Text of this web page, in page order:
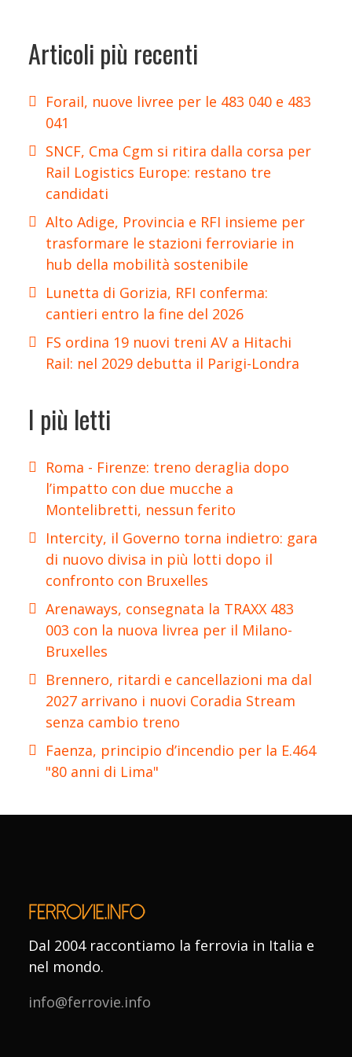
Articoli più recenti
Forail, nuove livree per le 483 040 e 483
041
SNCF, Cma Cgm si ritira dalla corsa per
Rail Logistics Europe: restano tre
candidati
Alto Adige, Provincia e RFI insieme per
trasformare le stazioni ferroviarie in
hub della mobilità sostenibile
Lunetta di Gorizia, RFI conferma:
cantieri entro la fine del 2026
FS ordina 19 nuovi treni AV a Hitachi
Rail: nel 2029 debutta il Parigi-Londra
I più letti
Roma - Firenze: treno deraglia dopo
l’impatto con due mucche a
Montelibretti, nessun ferito
Intercity, il Governo torna indietro: gara
di nuovo divisa in più lotti dopo il
confronto con Bruxelles
Arenaways, consegnata la TRAXX 483
003 con la nuova livrea per il Milano-
Bruxelles
Brennero, ritardi e cancellazioni ma dal
2027 arrivano i nuovi Coradia Stream
senza cambio treno
Faenza, principio d’incendio per la E.464
"80 anni di Lima"
Dal 2004 raccontiamo la ferrovia in Italia e
nel mondo.
info@ferrovie.info